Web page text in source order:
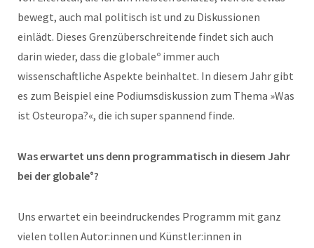
bewegt, auch mal politisch ist und zu Diskussionen
einlädt. Dieses Grenzüberschreitende findet sich auch
darin wieder, dass die globaleº immer auch
wissenschaftliche Aspekte beinhaltet. In diesem Jahr gibt
es zum Beispiel eine Podiumsdiskussion zum Thema »Was
ist Osteuropa?«, die ich super spannend finde.
Was erwartet uns denn programmatisch in diesem Jahr
bei der globale°?
Uns erwartet ein beeindruckendes Programm mit ganz
vielen tollen Autor:innen und Künstler:innen in